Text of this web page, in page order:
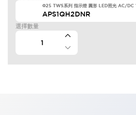
Φ25 TWS系列 指示燈 圓形 LED照光 AC/
APS1QH2DNR
選擇數量